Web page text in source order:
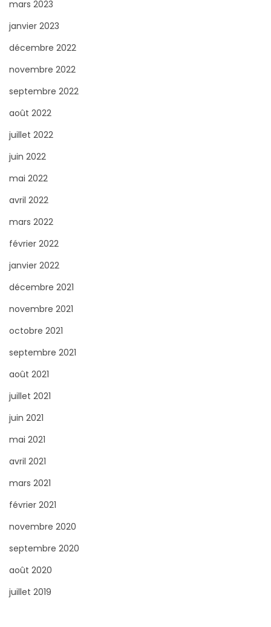
mars 2023
janvier 2023
décembre 2022
novembre 2022
septembre 2022
août 2022
juillet 2022
juin 2022
mai 2022
avril 2022
mars 2022
février 2022
janvier 2022
décembre 2021
novembre 2021
octobre 2021
septembre 2021
août 2021
juillet 2021
juin 2021
mai 2021
avril 2021
mars 2021
février 2021
novembre 2020
septembre 2020
août 2020
juillet 2019